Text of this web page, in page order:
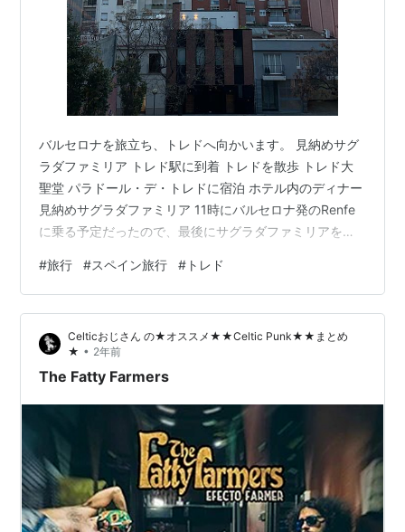
バルセロナを旅立ち、トレドへ向かいます。 見納めサグ
ラダファミリア トレド駅に到着 トレドを散歩 トレド大
聖堂 パラドール・デ・トレドに宿泊 ホテル内のディナー
見納めサグラダファミリア 11時にバルセロナ発のRenfe
に乗る予定だったので、最後にサグラダファミリアを拝
付けておくよ、という気持ちで。朝のサグラダファミリ
アは静かで教会らしくて好きだなあ。 スペインは日の出
が遅いので(この写真の撮影時間は7時半)、そこまで早起
きしなくても日の出の風景が見られるの、得した気分に
なる。 よく旅行動画で見るアングルからの写真も撮って
おいた。 サグラダファ…
#旅行 #スペイン旅行 # トレド
Celticおじさん の★オススメ★★Celtic Punk★★まとめ
★ • 2年前
The Fatty Farmers